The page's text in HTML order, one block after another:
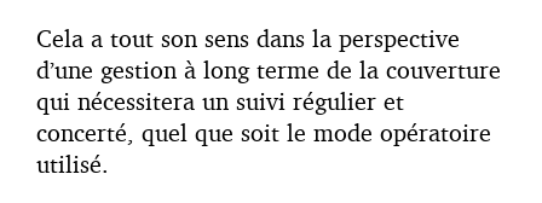
Cela a tout son sens dans la perspective
d’une gestion à long terme de la couverture
qui nécessitera un suivi régulier et
concerté, quel que soit le mode opératoire
utilisé.